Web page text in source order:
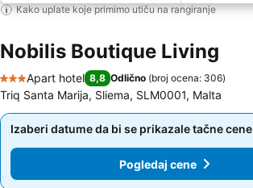
Kako uplate koje primimo utiču na rangiranje
Nobilis Boutique Living
3 Zvezdice
Apart hotel 8,8 Odlično (broj ocena: 306)
Triq Santa Marija, Sliema, SLM0001, Malta
Izaberi datume da bi se prikazale tačne cene
Pogledaj cene
Izaberi datume da bi se prikazale tačne cene
Pogledaj cene